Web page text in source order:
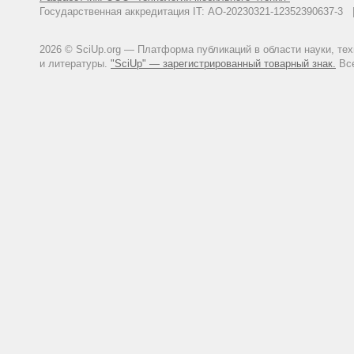
Rao JK, Allen NB, Pincus T.
diagnosis of vasculitis. Ann
10.1136/ard.32.2.171
Michet CJ Jr, McKenna CH,
Государственная аккредитация IT: АО-20230321-
2026 © SciUp.org — Платформа публикаций в области науки,
и литературы. "SciUp" — зарегистрированный товарный знак.